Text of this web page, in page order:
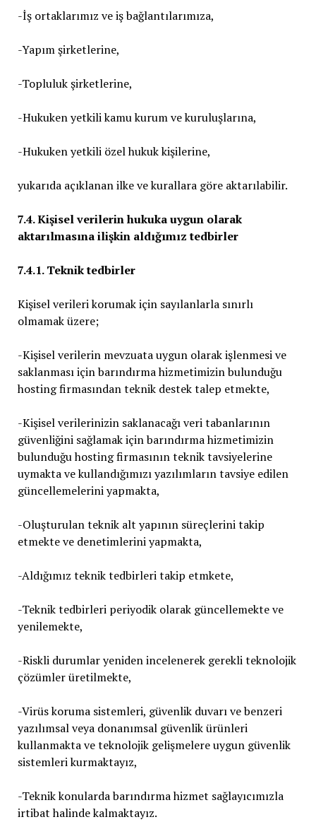
-İş ortaklarımız ve iş bağlantılarımıza,
-Yapım şirketlerine,
-Topluluk şirketlerine,
-Hukuken yetkili kamu kurum ve kuruluşlarına,
-Hukuken yetkili özel hukuk kişilerine,
yukarıda açıklanan ilke ve kurallara göre aktarılabilir.
7.4. Kişisel verilerin hukuka uygun olarak
aktarılmasına ilişkin aldığımız tedbirler
7.4.1. Teknik tedbirler
Kişisel verileri korumak için sayılanlarla sınırlı
olmamak üzere;
-Kişisel verilerin mevzuata uygun olarak işlenmesi ve
saklanması için barındırma hizmetimizin bulunduğu
hosting firmasından teknik destek talep etmekte,
-Kişisel verilerinizin saklanacağı veri tabanlarının
güvenliğini sağlamak için barındırma hizmetimizin
bulunduğu hosting firmasının teknik tavsiyelerine
uymakta ve kullandığımızı yazılımların tavsiye edilen
güncellemelerini yapmakta,
-Oluşturulan teknik alt yapının süreçlerini takip
etmekte ve denetimlerini yapmakta,
-Aldığımız teknik tedbirleri takip etmkete,
-Teknik tedbirleri periyodik olarak güncellemekte ve
yenilemekte,
-Riskli durumlar yeniden incelenerek gerekli teknolojik
çözümler üretilmekte,
-Virüs koruma sistemleri, güvenlik duvarı ve benzeri
yazılımsal veya donanımsal güvenlik ürünleri
kullanmakta ve teknolojik gelişmelere uygun güvenlik
sistemleri kurmaktayız,
-Teknik konularda barındırma hizmet sağlayıcımızla
irtibat halinde kalmaktayız.